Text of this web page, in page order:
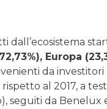
dall’ecosistema
Europa
da
al 2017, a
da Benelux e